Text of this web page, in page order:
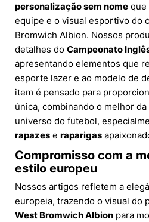
personalização sem nome que
equipe e o visual esportivo do
Bromwich Albion. Nossos
detalhes do Campeonato
apresentando elementos que
esporte lazer e ao modelo de
item é pensado para
única, combinando o melhor
universo do futebol,
rapazes e raparigas
Compromisso com a
estilo europeu
Nossos artigos refletem a
europeia, trazendo o visual do
West Bromwich Albion para